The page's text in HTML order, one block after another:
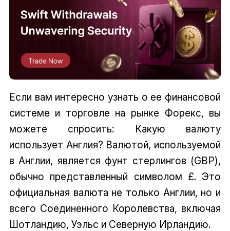
Если вам интересно узнать о ее финансовой
системе и торговле на рынке Форекс, вы
можете спросить: Какую валюту
использует Англия? Валютой, используемой
в Англии, является фунт стерлингов (GBP),
обычно представленный символом £. Это
официальная валюта не только Англии, но и
всего Соединенного Королевства, включая
Шотландию, Уэльс и Северную Ирландию.